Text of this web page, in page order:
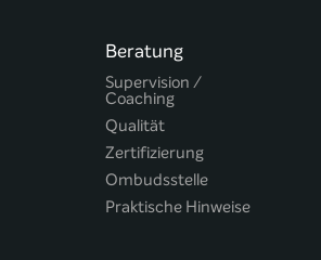
Beratung
Supervision /
Coaching
Qualität
Zertifizierung
Ombudsstelle
Praktische Hinweise